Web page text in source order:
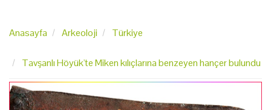
Anasayfa Arkeoloji Türkiye
Tavşanlı Höyük'te Miken kılıçlarına benzeyen hançer bulundu